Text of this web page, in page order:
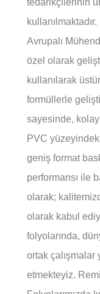
Avrupalı
özel olarak
kullanılarak
formüllerle
sayesinde,
PVC
geniş format
performansı ile
olarak;
olarak kabul
folyolarında,
ortak çalışmalar
etmekteyiz.